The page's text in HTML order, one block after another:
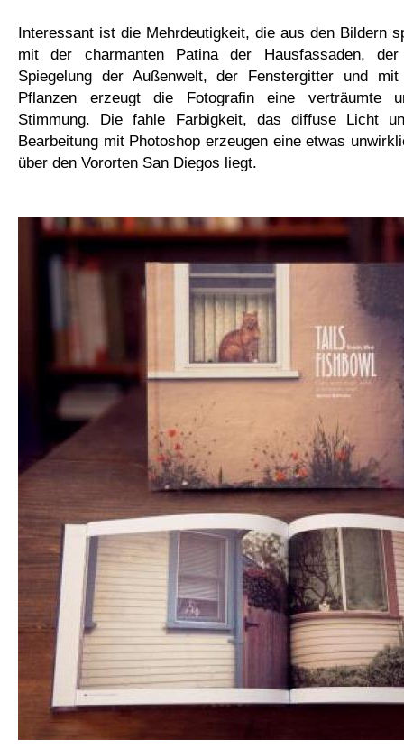
Interessant ist die Mehrdeutigkeit, die aus den Bildern
mit der charmanten Patina der Hausfassaden,
Spiegelung der Außenwelt, der Fenstergitter und
Pflanzen erzeugt die Fotografin eine verträumte
Stimmung. Die fahle Farbigkeit, das diffuse Licht
Bearbeitung mit Photoshop erzeugen eine etwas
über den Vororten San Diegos liegt.